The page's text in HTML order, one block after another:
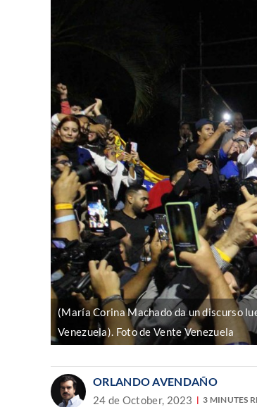
(María Corina Machado da un discurso
Venezuela). Foto de Vente Venezuela
ORLANDO AVENDAÑO
24 de October, 2023 3 MINUTES